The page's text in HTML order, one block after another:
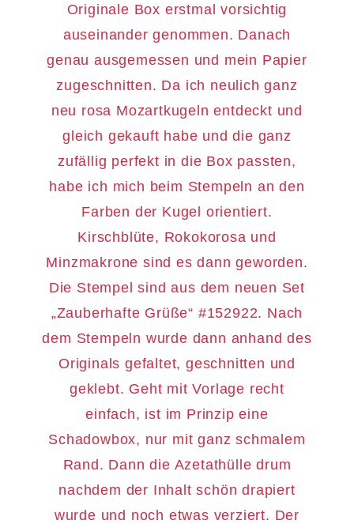
Originale Box erstmal vorsichtig
auseinander genommen. Danach
genau ausgemessen und mein Papier
zugeschnitten. Da ich neulich ganz
neu rosa Mozartkugeln entdeckt und
gleich gekauft habe und die ganz
zufällig perfekt in die Box passten,
habe ich mich beim Stempeln an den
Farben der Kugel orientiert.
Kirschblüte, Rokokorosa und
Minzmakrone sind es dann geworden.
Die Stempel sind aus dem neuen Set
„Zauberhafte Grüße“ #152922. Nach
dem Stempeln wurde dann anhand des
Originals gefaltet, geschnitten und
geklebt. Geht mit Vorlage recht
einfach, ist im Prinzip eine
Schadowbox, nur mit ganz schmalem
Rand. Dann die Azetathülle drum
nachdem der Inhalt schön drapiert
wurde und noch etwas verziert. Der